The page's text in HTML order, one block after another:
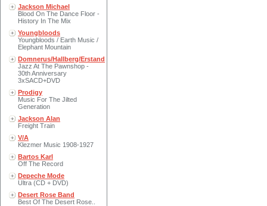
Jackson Michael
Blood On The Dance Floor -
History In The Mix
Youngbloods
Youngbloods / Earth Music /
Elephant Mountain
Domnerus/Hallberg/Erstand
Jazz At The Pawnshop -
30th Anniversary
3xSACD+DVD
Prodigy
Music For The Jilted
Generation
Jackson Alan
Freight Train
V/A
Klezmer Music 1908-1927
Bartos Karl
Off The Record
Depeche Mode
Ultra (CD + DVD)
Desert Rose Band
Best Of The Desert Rose..